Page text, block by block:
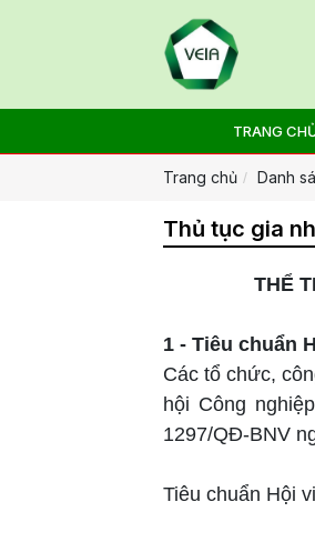
TRANG
Trang chủ Danh
Thủ tục gia
THỂ
1 - Tiêu chuẩn
Các tổ chức,
hội Công
1297/QĐ-BNV
Tiêu chuẩn Hội